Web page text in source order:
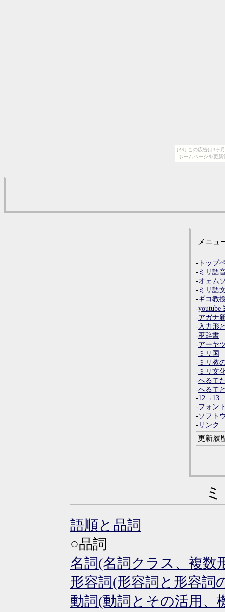
[PR] この広告は3ヶ
ホームページを更
メニュ
- トップ
- ミリ語
-オェム
- ミリ語
-ギコ教
-youtube
-アガナ
-入力形
-巫辞書
-アーヤ
- ミリ国
- ミリ教
- ミリ文
-へるて
-へるて
-12→13
-フォン
-ソフト
- リンク
更新履
語順と品詞
○品詞
名詞(名詞クラス、複数
形容詞(形容詞と形容詞
動詞(動詞とその活用、